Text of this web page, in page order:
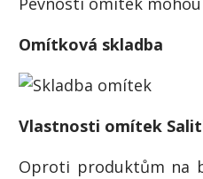
Omítková skladba
Vlastnosti omítek
Oproti produktům na